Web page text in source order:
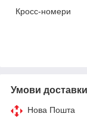
Кросс-номери
Умови доставки
Нова Пошта